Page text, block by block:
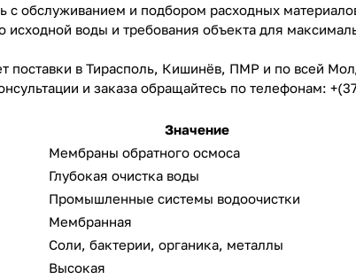
с обслуживанием и подбором расходных
исходной воды и требования объекта для
поставки в Тирасполь, Кишинёв, ПМР и по всей
и заказа обращайтесь по телефонам:
Значение
Мембраны обратного осмоса
Глубокая очистка воды
Промышленные системы водоочистки
Мембранная
Соли, бактерии, органика, металлы
Высокая